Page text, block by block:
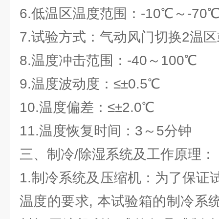
6.低温区温度范围：-10℃～-
7.试验方式：气动风门切换2温
8.温度冲击范围：-40～100℃
9.温度波动度：≤±0.5℃
10.温度偏差：≤±2.0℃
11.温度恢复时间：3～5分钟
三、制冷/除湿系统及工作原理：
1.制冷系统及压缩机：为了保证
温度的要求, 本试验箱的制冷系